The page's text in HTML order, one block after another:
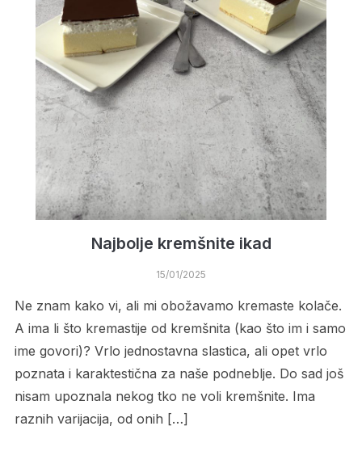
Najbolje kremšnite ikad
15/01/2025
Ne znam kako vi, ali mi obožavamo kremaste kolače.
A ima li što kremastije od kremšnita (kao što im i samo
ime govori)? Vrlo jednostavna slastica, ali opet vrlo
poznata i karaktestična za naše podneblje. Do sad još
nisam upoznala nekog tko ne voli kremšnite. Ima
raznih varijacija, od onih […]